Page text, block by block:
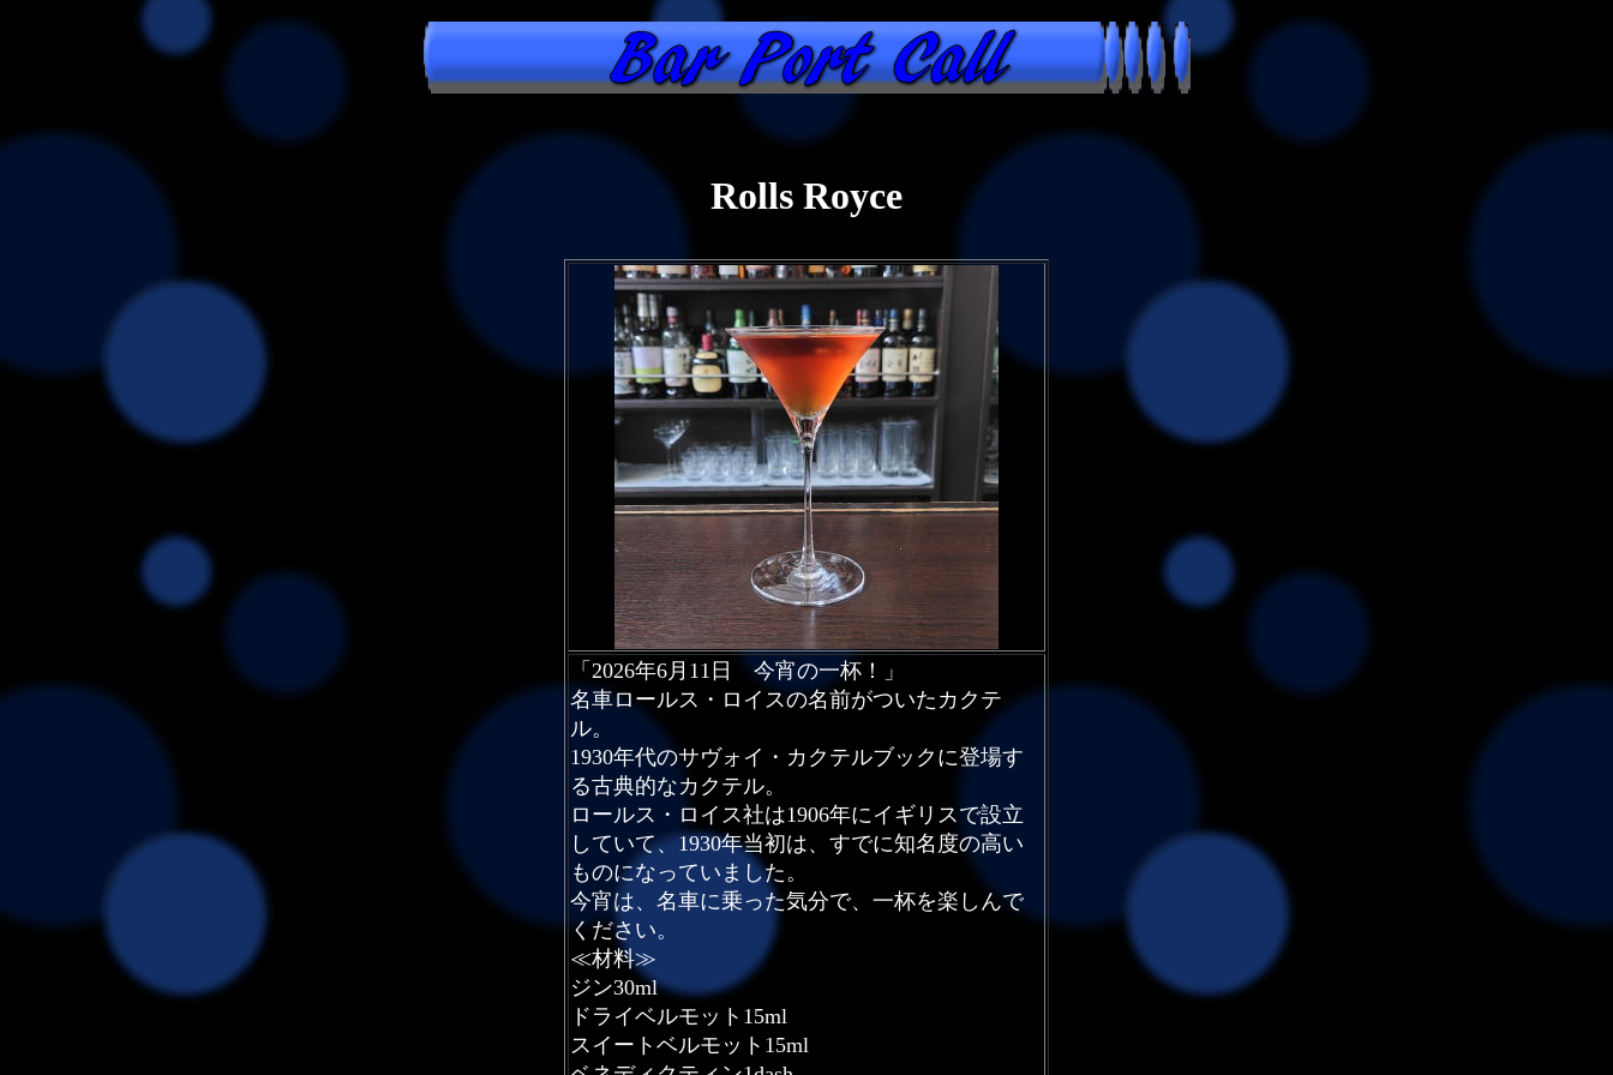
Rolls Royce
「2026年6月11日 今宵の一杯！」
名車ロールス・ロイスの名前がついたカクテ
ル。
1930年代のサヴォイ・カクテルブックに登場す
る古典的なカクテル。
ロールス・ロイス社は1906年にイギリスで設立
していて、1930年当初は、すでに知名度の高い
ものになっていました。
今宵は、名車に乗った気分で、一杯を楽しんで
ください。
≪材料≫
ジン30ml
ドライベルモット15ml
スイートベルモット15ml